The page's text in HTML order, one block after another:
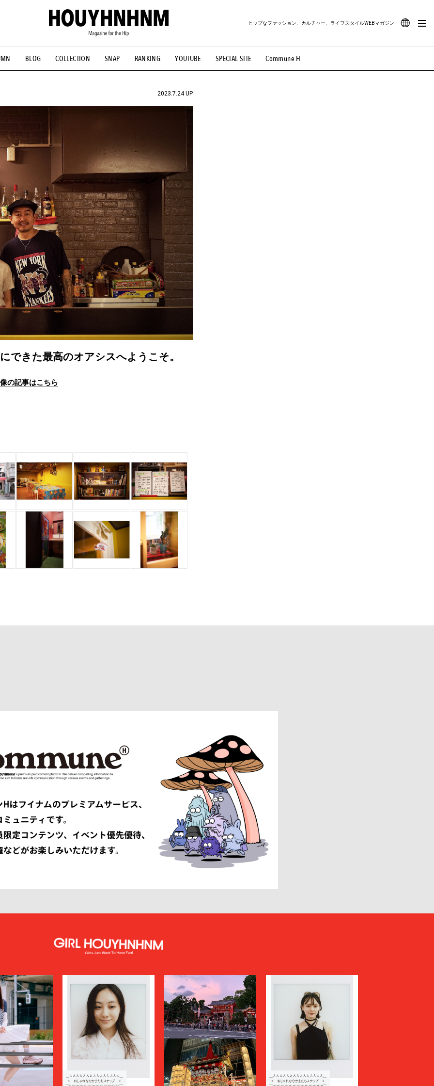
BLOG COLLECTION SNAP RANKING YOUTUBE SPECIAL SITE Commune H
ヒップなファッション、カルチャー、ライフスタイルWEBマガジン
#古着サミット #NEW VINTAGE #マイナーグッド図鑑 #路地裏てぃーん。 #MONTHLY JOURNAL
#FOCUS IT #AH.H #ととけん #FASHION #MUSIC #MOVIE #LIFESTYLE #SNEAKER #OUTDOOR
2023.7.24 UP
できた最高のオアシスへようこそ。
の記事はこちら